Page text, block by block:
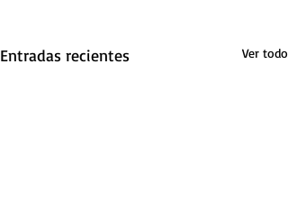
Entradas recientes Ver todo